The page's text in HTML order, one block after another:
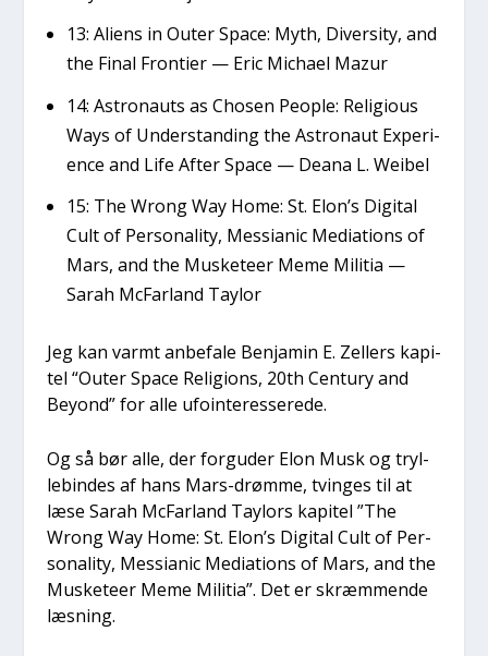
13: Ali­ens in Outer Spa­ce: Myth, Diver­si­ty, and
the Final Fron­ti­er — Eric Micha­el Mazur
14: Astro­nauts as Cho­sen Peop­le: Reli­gious
Ways of Under­stan­ding the Astro­naut Expe­ri­
en­ce and Life After Spa­ce — Dea­na L. Wei­bel
15: The Wrong Way Home: St. Elon’s Digi­tal
Cult of Per­so­na­li­ty, Mes­si­a­nic Medi­a­tions of
Mars, and the Muske­te­er Meme Mili­tia —
Sarah McFar­land Tay­l­or
Jeg kan varmt anbe­fa­le Benja­min E. Zel­lers kapi­
tel “Outer Spa­ce Reli­gions, 20th Cen­tury and
Bey­ond” for alle ufo­in­ter­es­se­re­de.
Og så bør alle, der for­g­u­der Elon Musk og tryl­
le­bin­des af hans Mars-drøm­me, tvin­ges til at
læse Sarah McFar­land Tay­l­ors kapi­tel ”The
Wrong Way Home: St. Elon’s Digi­tal Cult of Per­
so­na­li­ty, Mes­si­a­nic Medi­a­tions of Mars, and the
Muske­te­er Meme Mili­tia”. Det er skræm­men­de
læs­ning.